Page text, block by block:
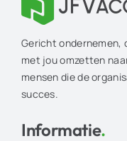
Gericht ondernemen,
met jou omzetten
mensen die de
succes.
Informatie.